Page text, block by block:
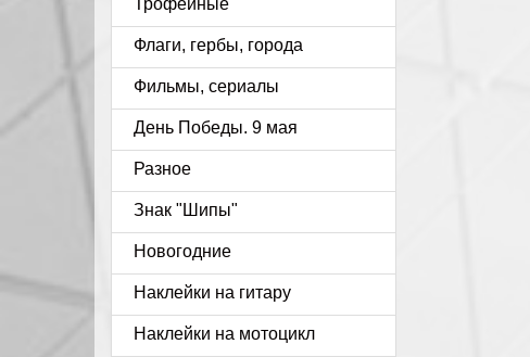
Трофейные
Флаги, гербы, города
Фильмы, сериалы
День Победы. 9 мая
Разное
Знак "Шипы"
Новогодние
Наклейки на гитару
Наклейки на мотоцикл